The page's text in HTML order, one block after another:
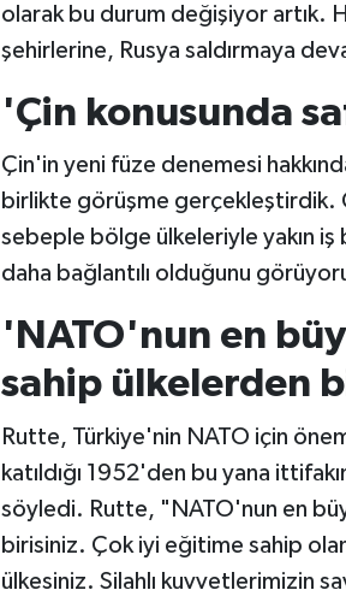
olarak bu durum değişiyor artık.
şehirlerine, Rusya saldırmaya
'Çin konusunda
Çin'in yeni füze denemesi
birlikte görüşme gerçekleştirdik.
sebeple bölge ülkeleriyle yakın
daha bağlantılı olduğunu
'NATO'nun en
sahip ülkelerden
Rutte, Türkiye'nin NATO için
katıldığı 1952'den bu yana
söyledi. Rutte, "NATO'nun en
birisiniz. Çok iyi eğitime sahip
ülkesiniz. Silahlı kuvvetlerimizin